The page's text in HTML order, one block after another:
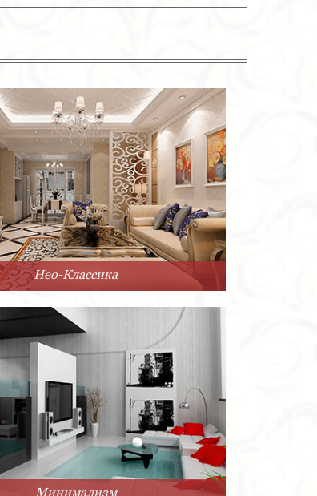
Нео-Классика
Минимализм